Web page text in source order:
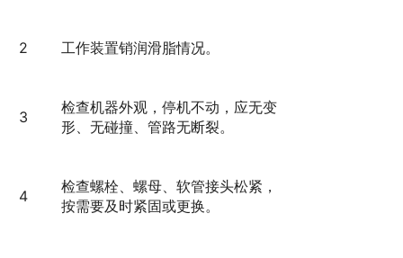
2 工作装置销润滑脂情况。
3
检查机器外观，停机不动，应无变
形、无碰撞、管路无断裂。
4
检查螺栓、螺母、软管接头松紧，
按需要及时紧固或更换。